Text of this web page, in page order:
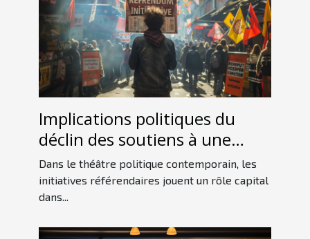
Implications politiques du
déclin des soutiens à une
initiative référendaire
Dans le théâtre politique contemporain, les
initiatives référendaires jouent un rôle capital
dans...